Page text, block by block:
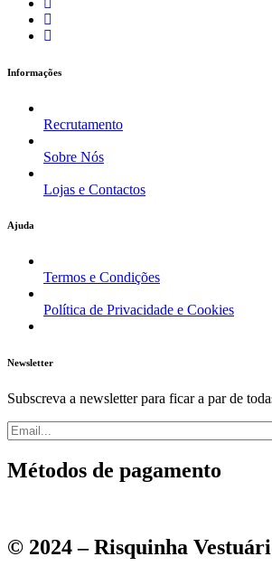
Informações
Recrutamento
Sobre Nós
Lojas e Contactos
Ajuda
Termos e Condições
Política de Privacidade e Cookies
Newsletter
Subscreva a newsletter para ficar a par de
Métodos de pagamento
© 2024 – Risquinha